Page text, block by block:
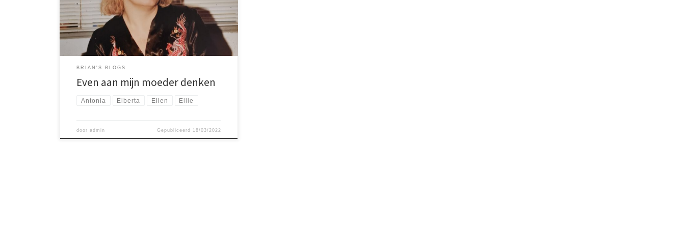
denken.
BRIAN'S BLOGS
Even aan mijn moeder denken
Antonia Elberta Ellen Ellie
dooradmin Gepubliceerd 18/03/2022